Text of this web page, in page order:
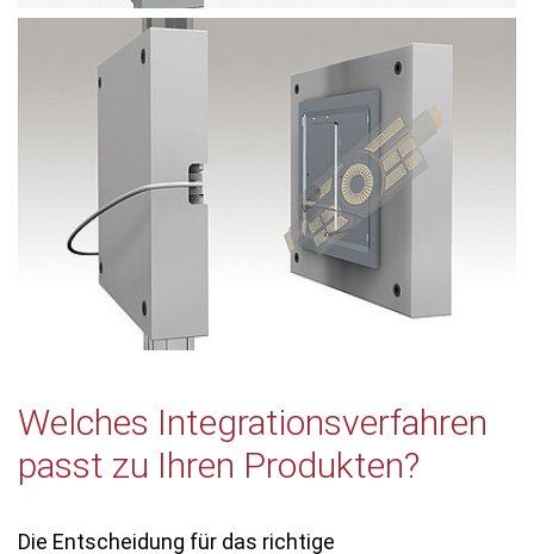
Welches Integrationsverfahren
passt zu Ihren Produkten?
Die Entscheidung für das richtige